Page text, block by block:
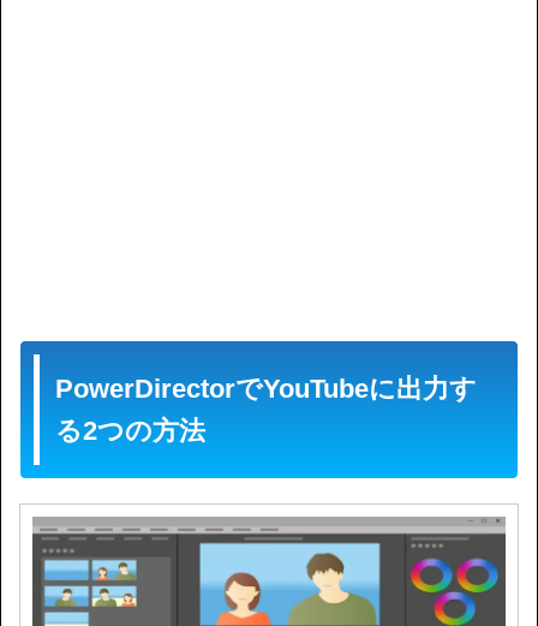
PowerDirectorでYouTubeに出力す
る2つの方法